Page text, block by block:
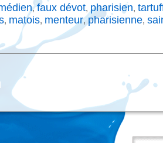
,faux dévot, pharisien,
, matois, menteur, pharisienne,